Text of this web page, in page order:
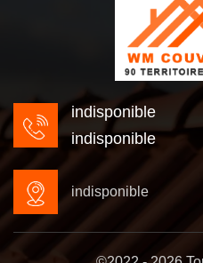
indisponible
indisponible
indisponible